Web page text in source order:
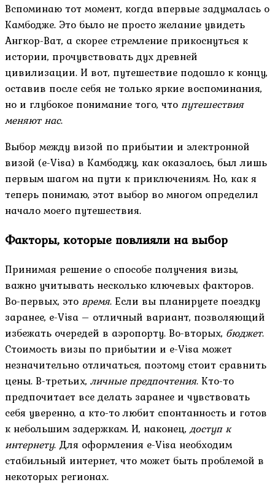
Вспоминаю тот момент, когда впервые задумалась о
Камбодже. Это было не просто желание увидеть
Ангкор-Ват, а скорее стремление прикоснуться к
истории, прочувствовать дух древней
цивилизации. И вот, путешествие подошло к концу,
оставив после себя не только яркие воспоминания,
но и глубокое понимание того, что путешествия
меняют нас.
Выбор между визой по прибытии и электронной
визой (e-Visa) в Камбоджу, как оказалось, был лишь
первым шагом на пути к приключениям. Но, как я
теперь понимаю, этот выбор во многом определил
начало моего путешествия.
Факторы, которые повлияли на выбор
Принимая решение о способе получения визы,
важно учитывать несколько ключевых факторов.
Во-первых, этовремя. Если вы планируете поездку
заранее, e-Visa – отличный вариант, позволяющий
избежать очередей в аэропорту. Во-вторых, бюджет.
Стоимость визы по прибытии и e-Visa может
незначительно отличаться, поэтому стоит сравнить
цены. В-третьих, личные предпочтения. Кто-то
предпочитает все делать заранее и чувствовать
себя уверенно, а кто-то любит спонтанность и готов
к небольшим задержкам. И, наконец,доступ к
интернету. Для оформления e-Visa необходим
стабильный интернет, что может быть проблемой в
некоторых регионах.